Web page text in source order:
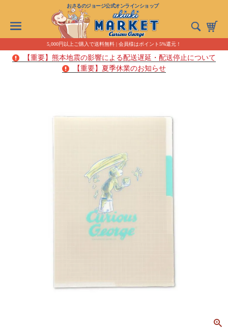
おさるのジョージ公式オンラインショップ
5,000円以上ご購入で送料無料 | 会員様はポイント5%還元！
【重要】熊本地震の影響による配送遅延・配送停止について
【重要】夏季休業のお知らせ